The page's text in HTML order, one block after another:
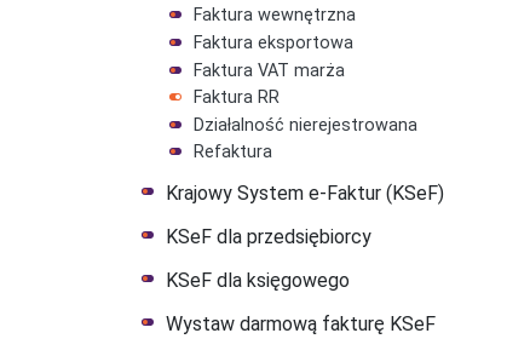
Faktura wewnętrzna
Faktura eksportowa
Faktura VAT marża
Faktura RR
Działalność nierejestrowana
Refaktura
Krajowy System e-Faktur (KSeF)
KSeF dla przedsiębiorcy
KSeF dla księgowego
Wystaw darmową fakturę KSeF